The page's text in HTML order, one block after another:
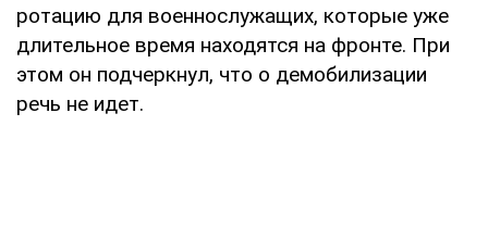
ротацию для военнослужащих, которые уже
длительное время находятся на фронте. При
этом он подчеркнул, что о демобилизации
речь не идет.